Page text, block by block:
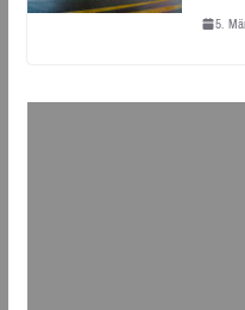
5.